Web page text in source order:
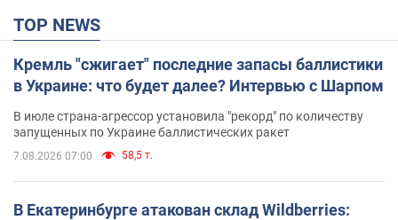
TOP NEWS
Кремль "сжигает" последние запасы баллистики
в Украине: что будет далее? Интервью с Шарпом
В июле страна-агрессор установила "рекорд" по количеству
запущенных по Украине баллистических ракет
7.08.2026 07:00 58,5 т.
В Екатеринбурге атакован склад Wildberries: